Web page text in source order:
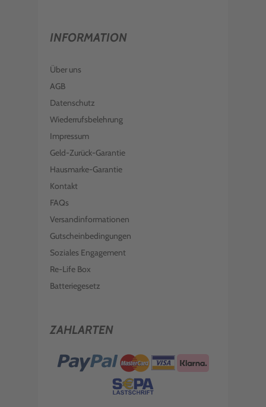
INFORMATION
Über uns
AGB
Datenschutz
Wiederrufsbelehrung
Impressum
Geld-Zurück-Garantie
Hausmarke-Garantie
Kontakt
FAQs
Versandinformationen
Gutscheinbedingungen
Soziales Engagement
Re-Life Box
Batteriegesetz
ZAHLARTEN